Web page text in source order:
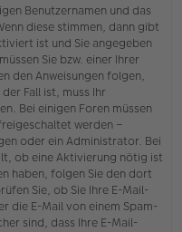
b
en
Benutzernamen und das
diese stimmen, dann gibt
ist und Sie angegeben
Sie bzw. einer Ihrer
den Anweisungen folgen,
Fall ist, muss Ihr
Bei einigen Foren müssen
werden –
oder ein Administrator. Bei
ob eine Aktivierung nötig ist
haben, folgen Sie den dort
Sie, ob Sie Ihre E-Mail-
die E-Mail von einem Spam-
sind, dass Ihre E-Mail-